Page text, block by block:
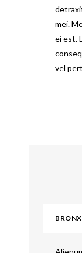
mei.
ei est.
vel